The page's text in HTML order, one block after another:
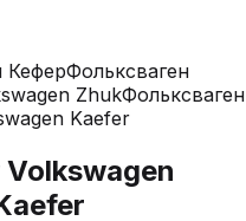
КеферФольксваген
ZhukФольксваген
Kaefer
Volkswagen